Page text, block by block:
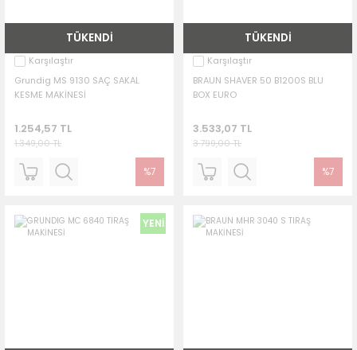
TÜKENDİ
Karşılaştır
Grundig MS 9130 SAÇ SAKAL
KESME MAKİNESİ
1.254,57 TL
1.349,00 TL
%7
TÜKENDİ
Karşılaştır
BRAUN SHAVER 50 B1200S BLU
BOX EURO
3.533,07 TL
3.799,00 TL
%7
YENİ